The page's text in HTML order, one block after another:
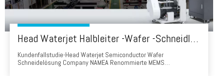
Head Waterjet Halbleiter -Wafer -Schneidlösung
Kundenfallstudie-Head Waterjet Semiconductor Wafer
Schneidelösung Company NAMEA Renommierte MEMS